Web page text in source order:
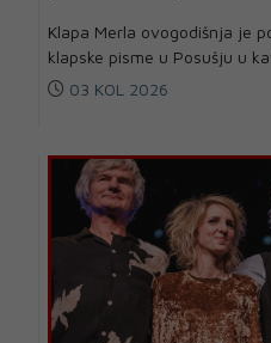
Klapa Merla ovogodišnja je
klapske pisme u Posušju u
03 KOL 2026